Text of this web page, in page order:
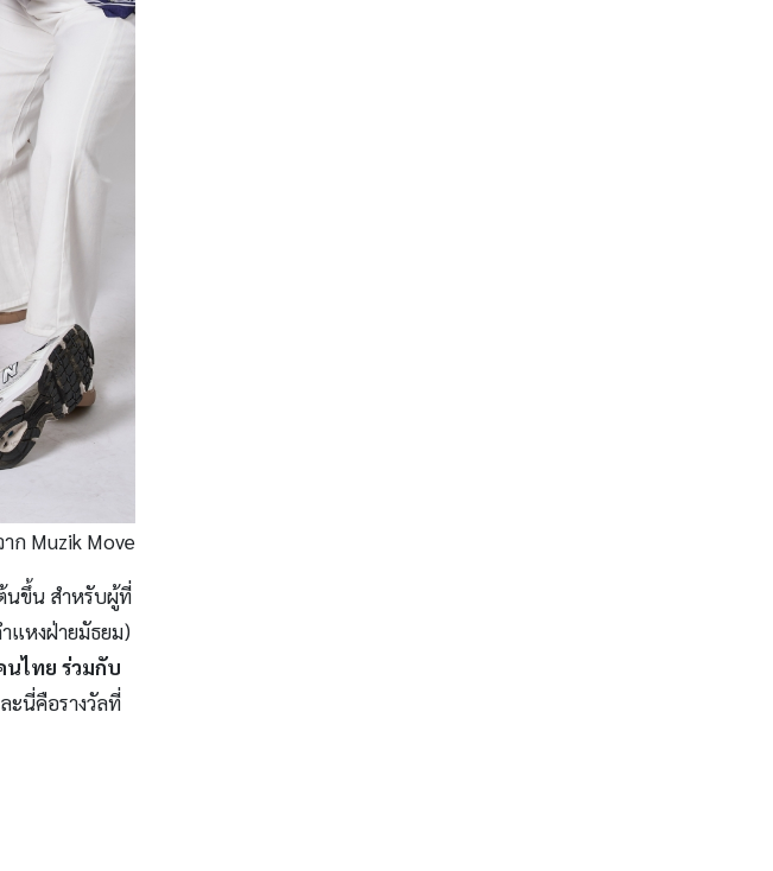
ก Muzik Move
นขึ้น สำหรับผู้ที่
ำแหงฝ่ายมัธยม)
นไทย ร่วมกับ
ะนี่คือรางวัลที่